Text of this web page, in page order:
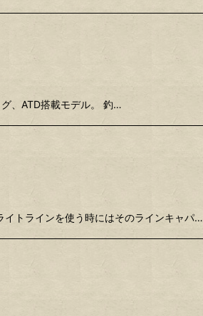
、ATD搭載モデル。 釣…
トラインを使う時にはそのラインキャパ…